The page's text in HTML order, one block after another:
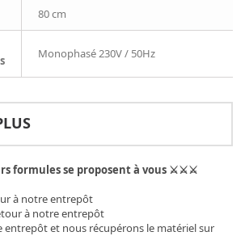
80 cm
Monophasé 230V / 50Hz
formules se proposent à vous ⚔⚔⚔
à notre entrepôt
à notre entrepôt
entrepôt et nous récupérons le matériel sur